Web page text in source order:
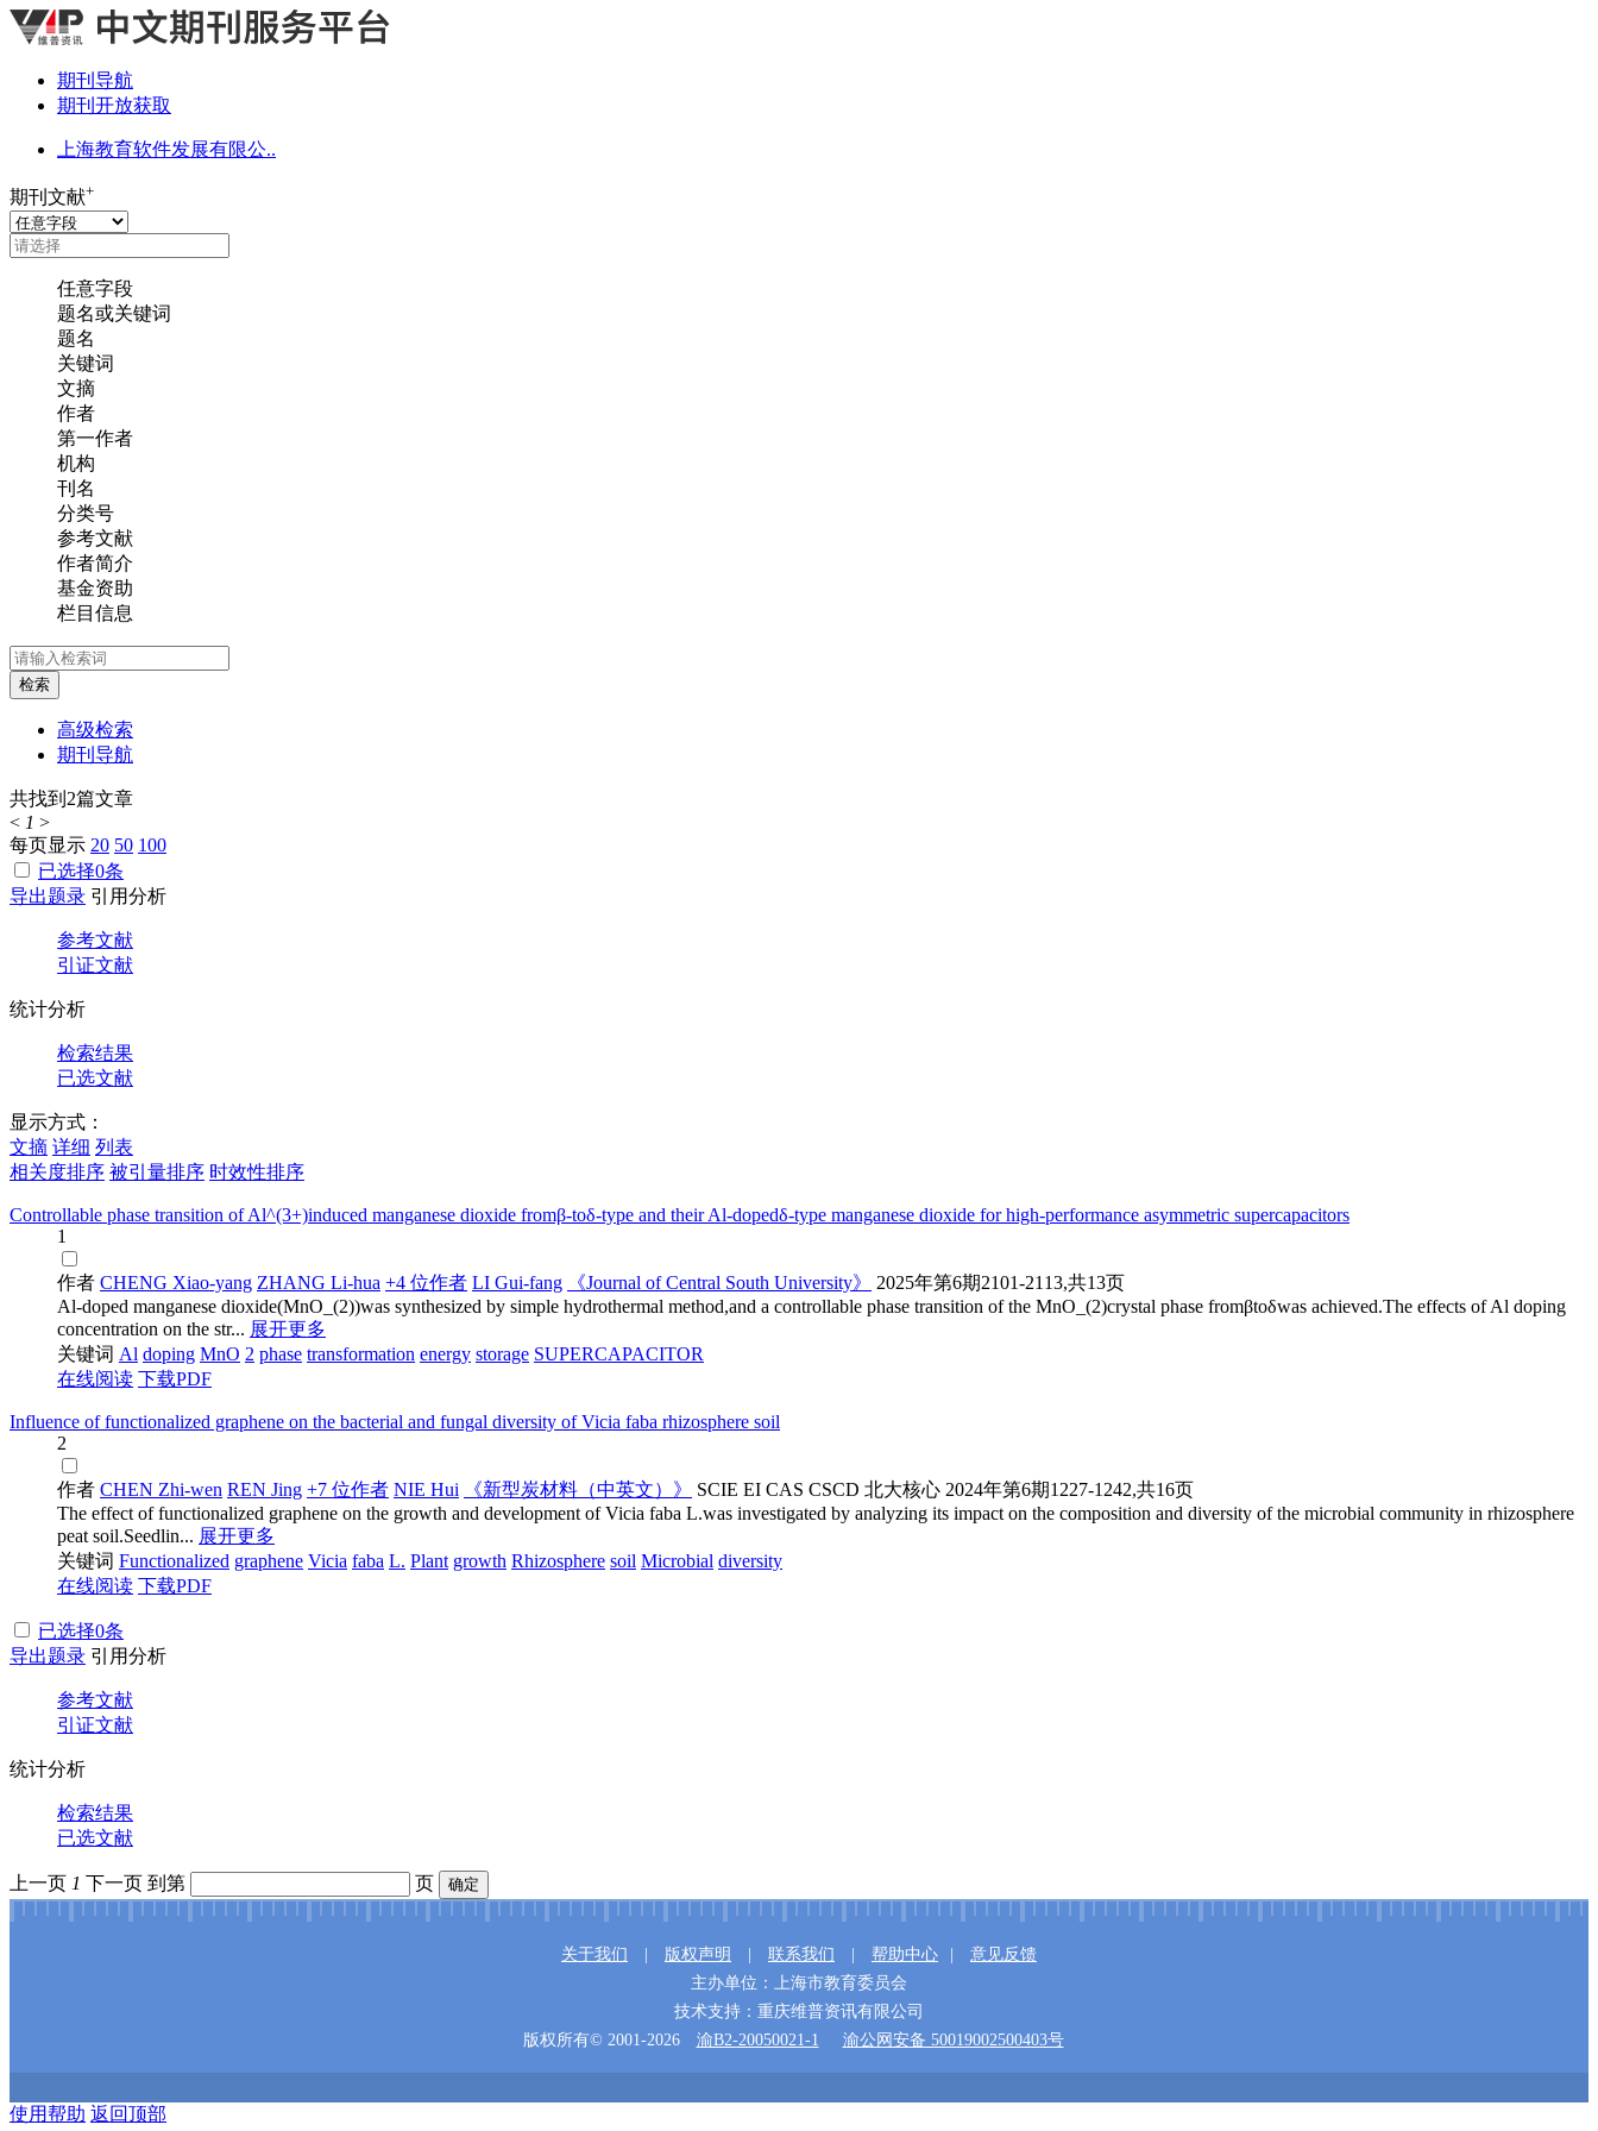
期刊导航
期刊开放获取
上海教育软件发展有限公..
期刊文献+
任意字段
题名或关键词
题名
关键词
文摘
作者
第一作者
机构
刊名
分类号
参考文献
作者简介
基金资助
栏目信息
检索
高级检索
期刊导航
共找到 2篇文章
< 1 >
每页显示 20 50 100
已选择0条
导出题录 引用分析
参考文献
引证文献
统计分析
检索结果
已选文献
显示方式：
文摘 详细 列表
相关度排序 被引量排序 时效性排序
Controllable phase transition of Al^(3+)induced manganese dioxide fromβ-toδ-type and their Al-dopedδ-type manganese dioxide for high-performance asymmetric supercapacitors
1
作者 CHENG Xiao-yang ZHANG Li-hua +4 位作者 LI Gui-fang 《Journal of Central South University》
2025年第6期2101-2113,共13页
Al-doped manganese dioxide(MnO_(2))was synthesized by simple hydrothermal method,and a controllable phase transition of the MnO_(2)crystal phase fromβtoδwas achieved.The effects of Al doping
concentration on the str... 展开更多
关键词 Al doping MnO 2 phase transformation energy storage SUPERCAPACITOR
在线阅读 下载PDF
Influence of functionalized graphene on the bacterial and fungal diversity of Vicia faba rhizosphere soil
2
作者 CHEN Zhi-wen REN Jing +7 位作者 NIE Hui 《新型炭材料（中英文）》 SCIE EI CAS CSCD 北大核心 2024年第6期1227-1242,共16页
The effect of functionalized graphene on the growth and development of Vicia faba L.was investigated by analyzing its impact on the composition and diversity of the microbial community in rhizosphere
peat soil.Seedlin... 展开更多
关键词 Functionalized graphene Vicia faba L. Plant growth Rhizosphere soil Microbial diversity
在线阅读 下载PDF
已选择0条
导出题录 引用分析
参考文献
引证文献
统计分析
检索结果
已选文献
上一页 1 下一页 到第 页 确定
关于我们 版权声明 联系我们 帮助中心
意见反馈
主办单位：上海市教育委员会
技术支持：重庆维普资讯有限公司
版权所有© 2001-2026
渝B2-20050021-1 渝公网安备 50019002500403号
使用帮助 返回顶部